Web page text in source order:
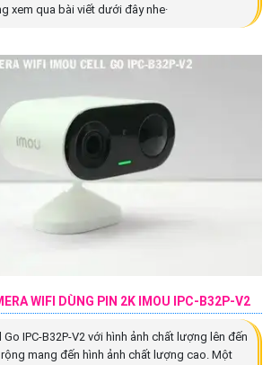
xem qua bài viết dưới đây nhe·
WIFI DÙNG PIN 2K IMOU IPC-B32P-V2
Go IPC-B32P-V2 với hình ảnh chất lượng lên đến
mang đến hình ảnh chất lượng cao. Một